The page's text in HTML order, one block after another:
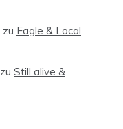
zu Eagle & Local
zu Still alive &